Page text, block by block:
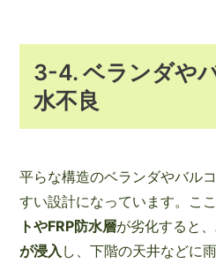
3-4. ベランダや
水不良
平らな構造のベランダやバル
すい設計になっています。こ
トやFRP防水層が劣化すると、
が浸入 し、下階の天井などに